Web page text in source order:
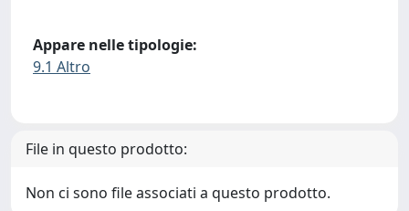
Appare nelle tipologie:
9.1 Altro
File in questo prodotto:
Non ci sono file associati a questo prodotto.